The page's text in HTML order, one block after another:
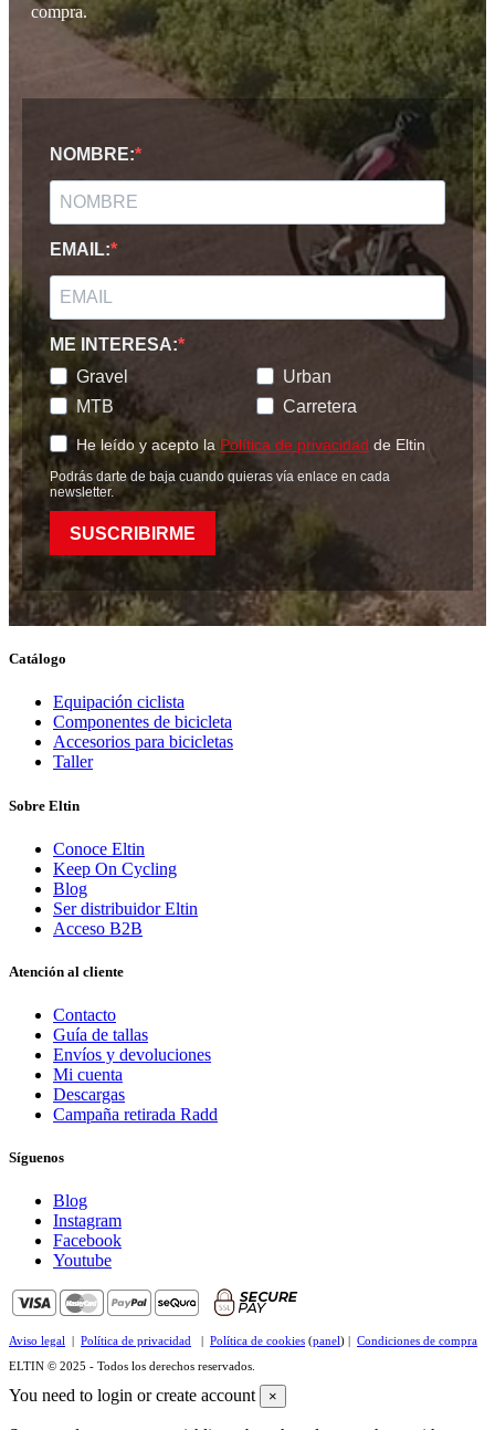
compra.
NOMBRE:
EMAIL:
ME INTERESA:
Gravel
MTB
Urban
Carretera
He leído y acepto la Política de privacidad de Eltin
Podrás darte de baja cuando quieras vía enlace en cada
newsletter.
SUSCRIBIRME
Catálogo
Equipación ciclista
Componentes de bicicleta
Accesorios para bicicletas
Taller
Sobre Eltin
Conoce Eltin
Keep On Cycling
Blog
Ser distribuidor Eltin
Acceso B2B
Atención al cliente
Contacto
Guía de tallas
Envíos y devoluciones
Mi cuenta
Descargas
Campaña retirada Radd
Síguenos
Blog
Instagram
Facebook
Youtube
Aviso legal Política de privacidad Política de cookies (panel) | Condiciones de compra
ELTIN © 2025 - Todos los derechos reservados.
You need to login or create account ×